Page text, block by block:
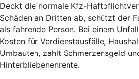
Deckt die normale Kfz-
Schäden an Dritten ab, schützt der
als fahrende Person. Bei einem
Kosten für Verdienstausfälle,
Umbauten, zahlt Schmerzensgeld
Hinterbliebenenrente.